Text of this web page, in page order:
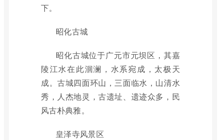
下。
昭化古城
昭化古城位于广元市元坝区，其嘉
陵江水在此洄澜，水系宛成，太极天
成。古城四面环山，三面临水，山清水
秀，人杰地灵，古遗址、遗迹众多，民
风古朴典雅。
皇泽寺风景区